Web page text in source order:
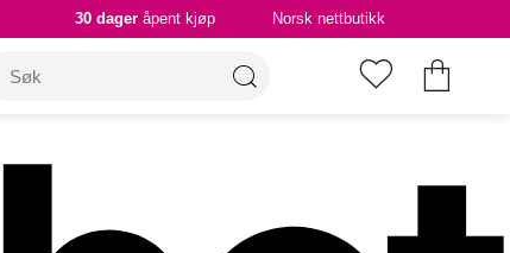
30 dager åpent kjøp Norsk nettbutikk